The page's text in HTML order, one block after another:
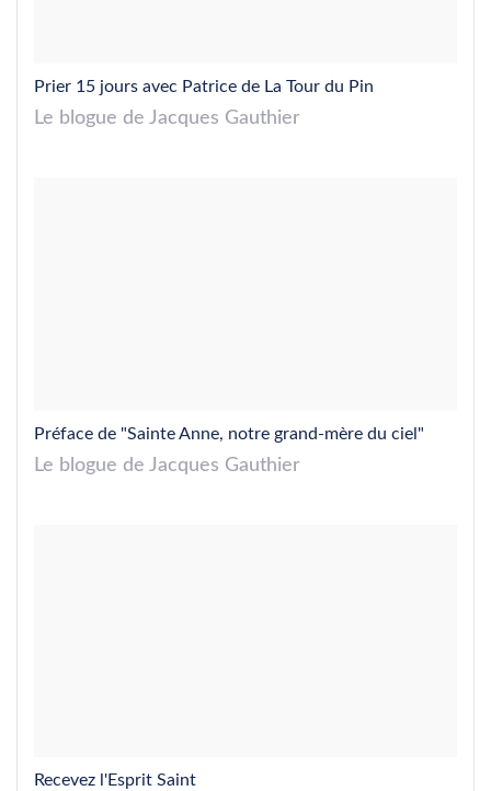
Prier 15 jours avec Patrice de La Tour du Pin
Le blogue de Jacques Gauthier
Préface de "Sainte Anne, notre grand-mère du ciel"
Le blogue de Jacques Gauthier
Recevez l'Esprit Saint